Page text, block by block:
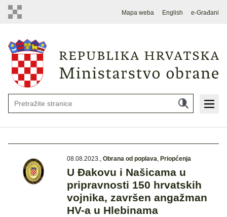
Mapa weba English e-Građani
08.08.2023., Obrana od poplava, Priopćenja
U Đakovu i Našicama u
pripravnosti 150 hrvatskih
vojnika, završen angažman
HV-a u Hlebinama